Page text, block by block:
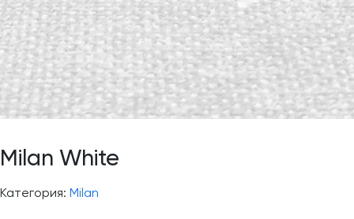
Milan White
Категория: Milan